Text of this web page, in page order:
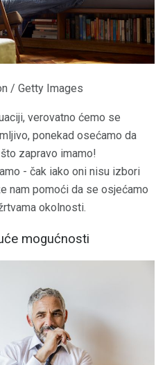
/ Getty Images
verovatno ćemo se
ponekad osećamo da
zapravo imamo!
- čak iako oni nisu izbori
nam pomoći da se osjećamo
okolnosti.
mogućnosti